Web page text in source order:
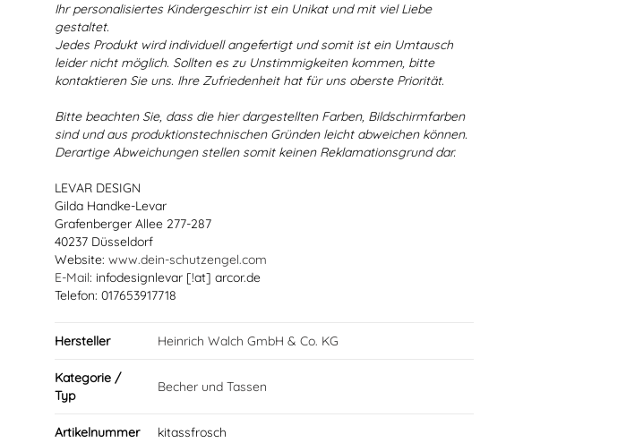
Ihr personalisiertes Kindergeschirr ist ein Unikat und mit viel Liebe
gestaltet.
Jedes Produkt wird individuell angefertigt und somit ist ein Umtausch
leider nicht möglich. Sollten es zu Unstimmigkeiten kommen, bitte
kontaktieren Sie uns. Ihre Zufriedenheit hat für uns oberste Priorität.
Bitte beachten Sie, dass die hier dargestellten Farben, Bildschirmfarben
sind und aus produktionstechnischen Gründen leicht abweichen können.
Derartige Abweichungen stellen somit keinen Reklamationsgrund dar.
LEVAR DESIGN
Gilda Handke-Levar
Grafenberger Allee 277-287
40237 Düsseldorf
Website: www.dein-schutzengel.com
E-Mail: infodesignlevar [!at] arcor.de
Telefon: 017653917718
Hersteller Heinrich Walch GmbH & Co. KG
Kategorie /
Typ
Becher und Tassen
Artikelnummer kitassfrosch